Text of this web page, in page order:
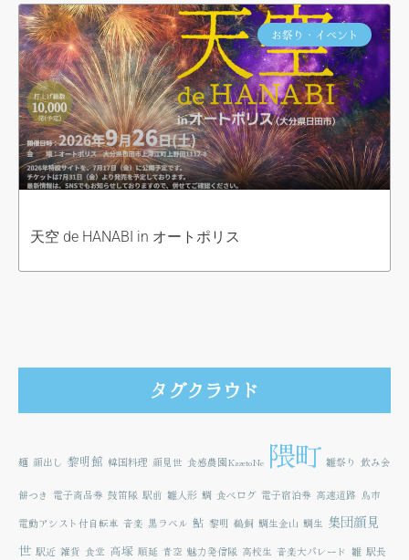
お祭り・イベント
天空 de HANABI in オートポリス
タグクラウド
麺 顔出し 黎明館 韓国料理 顔見世 食感農園KazetoNe 隈町 雛祭り 飲み会
餅つき 電子商品券 鼓笛隊 駅前 雛人形 鯛 食べログ 電子宿泊券 高速道路 鳥市
電動アシスト付自転車 音楽 黒ラベル 鮎 黎明 鵜飼 鯛生金山 鯛生 集団顔見
世 駅近 雑貨 食堂 高塚 順延 青空 魅力発信隊 高校生 音楽大パレード 雛 駅長